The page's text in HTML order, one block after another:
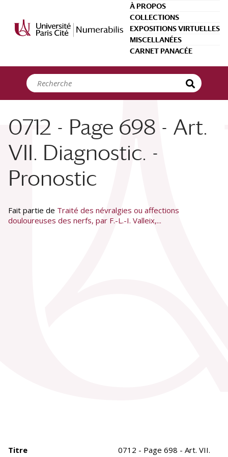
À PROPOS
COLLECTIONS
EXPOSITIONS VIRTUELLES
MISCELLANÉES
CARNET PANACÉE
0712 - Page 698 - Art.
VII. Diagnostic. -
Pronostic
Fait partie de Traité des névralgies ou affections
douloureuses des nerfs, par F.-L.-I. Valleix,...
Titre
0712 - Page 698 - Art. VII.